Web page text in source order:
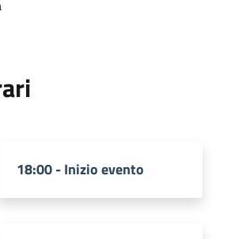
18:00 - Inizio evento